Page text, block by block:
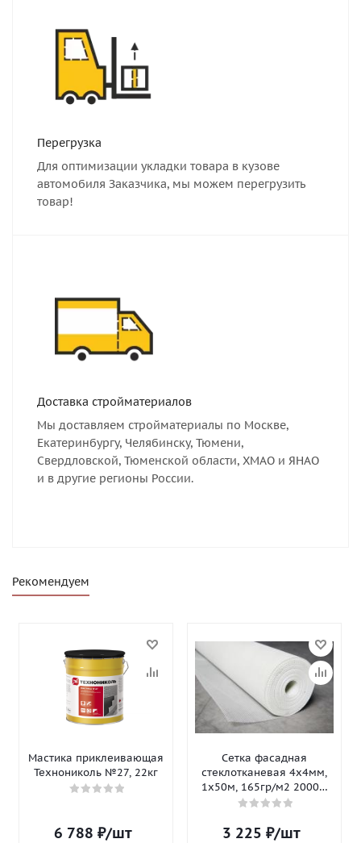
Перегрузка
Для оптимизации укладки товара в кузове
автомобиля Заказчика, мы можем перегрузить
товар!
Доставка стройматериалов
Мы доставляем стройматериалы по Москве,
Екатеринбургу, Челябинску, Тюмени,
Свердловской, Тюменской области, ХМАО и ЯНАО
и в другие регионы России.
Рекомендуем
Мастика приклеивающая
Технониколь №27, 22кг
6 788 ₽/шт
Сетка фасадная
стеклотканевая 4х4мм,
1х50м, 165гр/м2 2000Н
Isomax-165
3 225 ₽/шт